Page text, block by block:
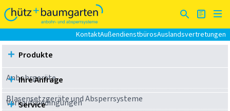
KontaktAußendienstbürosAuslandsvertretungen
Produkte
Anbohrgeräte
Blasensetzgeräte und Absperrsysteme
Ihre Anfrage
Verkaufsbedingungen
Service
Rohrabschneider
PE/PVC-Rohrabschneider